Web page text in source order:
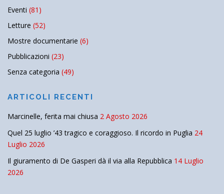
Eventi (81)
Letture (52)
Mostre documentarie (6)
Pubblicazioni (23)
Senza categoria (49)
ARTICOLI RECENTI
Marcinelle, ferita mai chiusa 2 Agosto 2026
Quel 25 luglio ’43 tragico e coraggioso. Il ricordo in Puglia 24
Luglio 2026
Il giuramento di De Gasperi dà il via alla Repubblica 14 Luglio
2026